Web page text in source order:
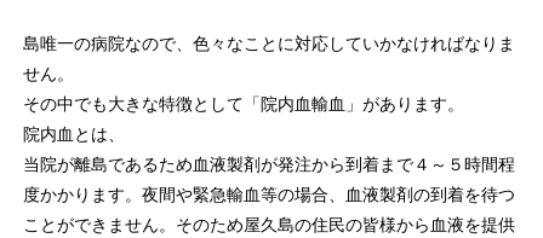
島唯一の病院なので、色々なことに対応していかなければなりま
せん。
その中でも大きな特徴として「院内血輸血」があります。
院内血とは、
当院が離島であるため血液製剤が発注から到着まで４～５時間程
度かかります。夜間や緊急輸血等の場合、血液製剤の到着を待つ
ことができません。そのため屋久島の住民の皆様から血液を提供